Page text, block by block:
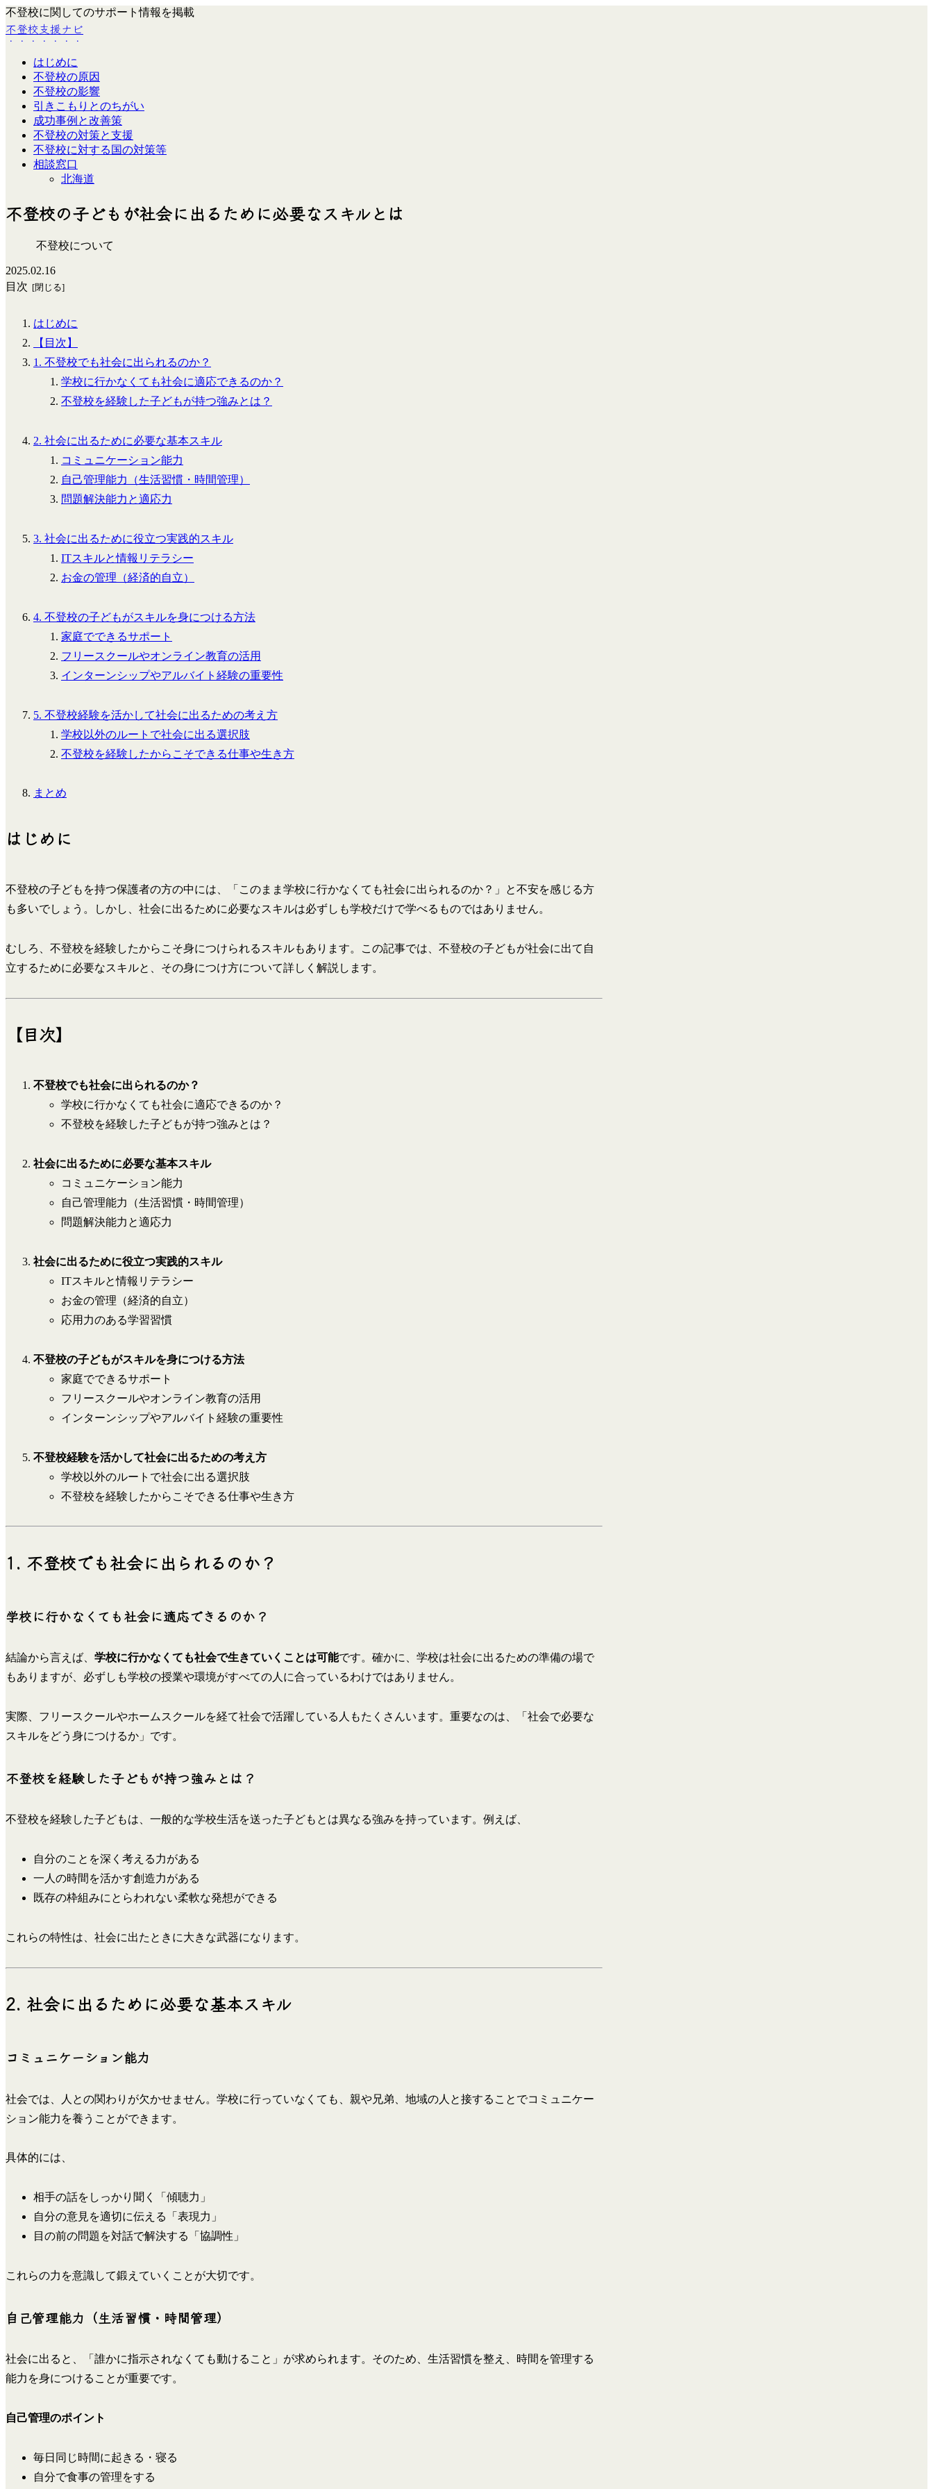
不登校に関してのサポート情報を掲載
不登校支援ナビ
はじめに
不登校の原因
不登校の影響
引きこもりとのちがい
成功事例と改善策
不登校の対策と支援
不登校に対する国の対策等
相談窓口
北海道
不登校の子どもが社会に出るために必要なスキルとは
不登校について
2025.02.16
目次
はじめに
【目次】
1. 不登校でも社会に出られるのか？
学校に行かなくても社会に適応できるのか？
不登校を経験した子どもが持つ強みとは？
2. 社会に出るために必要な基本スキル
コミュニケーション能力
自己管理能力（生活習慣・時間管理）
問題解決能力と適応力
3. 社会に出るために役立つ実践的スキル
ITスキルと情報リテラシー
お金の管理（経済的自立）
4. 不登校の子どもがスキルを身につける方法
家庭でできるサポート
フリースクールやオンライン教育の活用
インターンシップやアルバイト経験の重要性
5. 不登校経験を活かして社会に出るための考え方
学校以外のルートで社会に出る選択肢
不登校を経験したからこそできる仕事や生き方
まとめ
はじめに
不登校の子どもを持つ保護者の方の中には、「このまま学校に行かなくても社会に出られるのか？」と不安を感じる方
も多いでしょう。しかし、社会に出るために必要なスキルは必ずしも学校だけで学べるものではありません。
むしろ、不登校を経験したからこそ身につけられるスキルもあります。この記事では、不登校の子どもが社会に出て自
立するために必要なスキルと、その身につけ方について詳しく解説します。
【目次】
不登校でも社会に出られるのか？
学校に行かなくても社会に適応できるのか？
不登校を経験した子どもが持つ強みとは？
社会に出るために必要な基本スキル
コミュニケーション能力
自己管理能力（生活習慣・時間管理）
問題解決能力と適応力
社会に出るために役立つ実践的スキル
ITスキルと情報リテラシー
お金の管理（経済的自立）
応用力のある学習習慣
不登校の子どもがスキルを身につける方法
家庭でできるサポート
フリースクールやオンライン教育の活用
インターンシップやアルバイト経験の重要性
不登校経験を活かして社会に出るための考え方
学校以外のルートで社会に出る選択肢
不登校を経験したからこそできる仕事や生き方
1. 不登校でも社会に出られるのか？
学校に行かなくても社会に適応できるのか？
結論から言えば、 学校に行かなくても社会で生きていくことは可能です。確かに、学校は社会に出るための準備の場で
もありますが、必ずしも学校の授業や環境がすべての人に合っているわけではありません。
実際、フリースクールやホームスクールを経て社会で活躍している人もたくさんいます。重要なのは、「社会で必要な
スキルをどう身につけるか」です。
不登校を経験した子どもが持つ強みとは？
不登校を経験した子どもは、一般的な学校生活を送った子どもとは異なる強みを持っています。例えば、
自分のことを深く考える力がある
一人の時間を活かす創造力がある
既存の枠組みにとらわれない柔軟な発想ができる
これらの特性は、社会に出たときに大きな武器になります。
2. 社会に出るために必要な基本スキル
コミュニケーション能力
社会では、人との関わりが欠かせません。学校に行っていなくても、親や兄弟、地域の人と接することでコミュニケー
ション能力を養うことができます。
具体的には、
相手の話をしっかり聞く「傾聴力」
自分の意見を適切に伝える「表現力」
目の前の問題を対話で解決する「協調性」
これらの力を意識して鍛えていくことが大切です。
自己管理能力（生活習慣・時間管理）
社会に出ると、「誰かに指示されなくても動けること」が求められます。そのため、生活習慣を整え、時間を管理する
能力を身につけることが重要です。
自己管理のポイント
毎日同じ時間に起きる・寝る
自分で食事の管理をする